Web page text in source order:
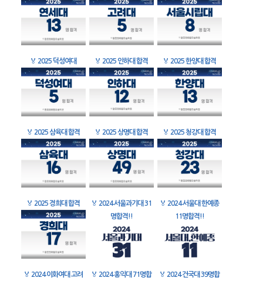
🏅 2025 덕성여대 🏅 2025 인하대 합격 🏅 2025 한양대 합격
🏅 2025 삼육대 합격 🏅 2025 상명대 합격 🏅 2025 청강대 합격
🏅 2025 경희대 합격 🏅 2024 서울과기대 31
명합격!!
🏅 2024 서울대 한예종
11명합격!!
🏅 2024 이화여대 고려
🏅 2024 홍익대 71명합
🏅 2024 건국대 39명합